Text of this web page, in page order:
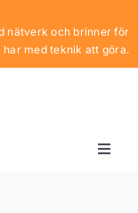
nätverk och brinner för
har med teknik att göra.
Toggle